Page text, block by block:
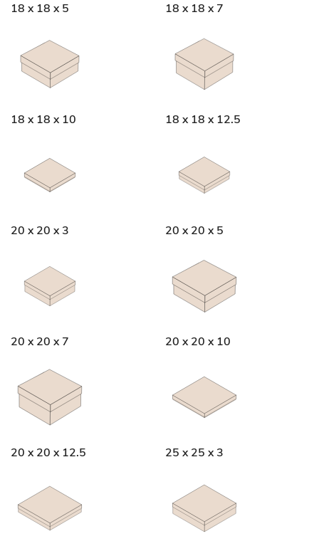
18 x 18 x 5 18 x 18 x 7
18 x 18 x 10 18 x 18 x 12.5
20 x 20 x 3 20 x 20 x 5
20 x 20 x 7 20 x 20 x 10
20 x 20 x 12.5 25 x 25 x 3